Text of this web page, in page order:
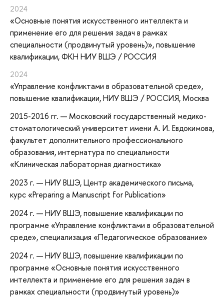
2024
«Основные понятия искусственного интеллекта и
применение его для решения задач в рамках
специальности (продвинутый уровень)», повышение
квалификации, ФКН НИУ ВШЭ / РОССИЯ
2024
«Управление конфликтами в образовательной среде»,
повышение квалификации, НИУ ВШЭ / РОССИЯ, Москва
2015-2016 гг. — Московский государственный медико-
стоматологический университет имени А. И. Евдокимова,
факультет дополнительного профессионального
образования, интернатура по специальности
«Клиническая лабораторная диагностика»
2023 г. — НИУ ВШЭ, Центр академического письма,
курс «Preparing a Manuscript for Publication»
2024 г. — НИУ ВШЭ, повышение квалификации по
программе «Управление конфликтами в образовательной
среде», специализация «Педагогическое образование»
2024 г. — НИУ ВШЭ, повышение квалификации по
программе «Основные понятия искусственного
интеллекта и применение его для решения задач в
рамках специальности (продвинутый уровень)»